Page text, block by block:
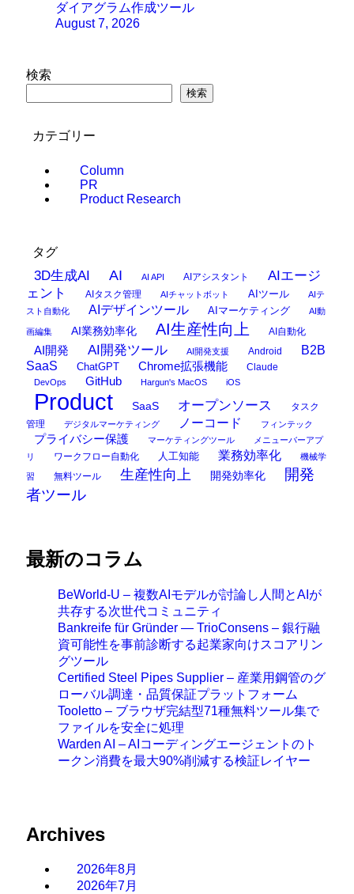
ダイアグラム作成ツール
August 7, 2026
検索
検索
カテゴリー
Column
PR
Product Research
タグ
3D生成AI AI AI API AIアシスタント
AIエージ
ェント
AIタスク管理 AIチャットボット AIツール
AIテ
スト自動化
AIデザインツール AIマーケティング AI動
画編集 AI業務効率化 AI生産性向上 AI自動化
AI開発 AI開発ツール AI開発支援 Android
B2B
SaaS
ChatGPT Chrome拡張機能 Claude
DevOps GitHub Hargun's MacOS iOS
Product SaaS オープンソース
タスク
管理
デジタルマーケティング ノーコード フィンテック
プライバシー保護 マーケティングツール
メニューバーアプ
リ
ワークフロー自動化 人工知能 業務効率化 機械学
習 無料ツール 生産性向上 開発効率化
開発
者ツール
最新のコラム
BeWorld-U – 複数AIモデルが討論し人間とAIが
共存する次世代コミュニティ
Bankreife für Gründer — TrioConsens – 銀行融
資可能性を事前診断する起業家向けスコアリン
グツール
Certified Steel Pipes Supplier – 産業用鋼管のグ
ローバル調達・品質保証プラットフォーム
Tooletto – ブラウザ完結型71種無料ツール集で
ファイルを安全に処理
Warden AI – AIコーディングエージェントのト
ークン消費を最大90%削減する検証レイヤー
Archives
2026年8月
2026年7月